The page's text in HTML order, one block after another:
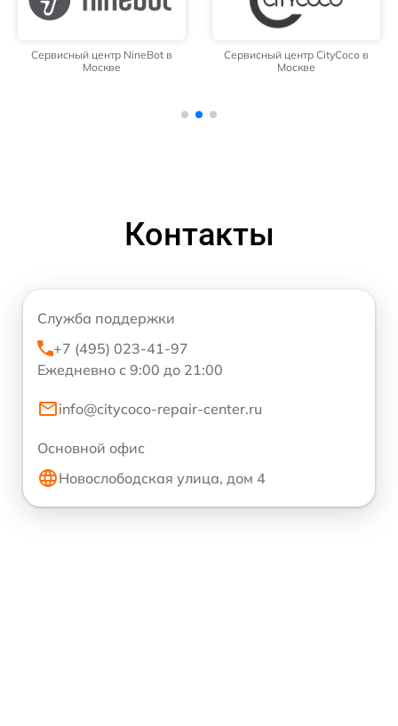
Сервисный центр NineBot в
Москве
Сервисный центр CityCoco в
Москве
Контакты
Служба поддержки
+7 (495) 023-41-97
Ежедневно с 9:00 до 21:00
info@citycoco-repair-center.ru
Основной офис
Новослободская улица, дом 4